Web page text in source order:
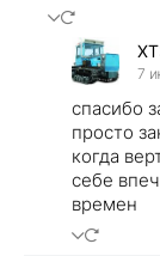
7
спасибо
просто
когда
себе
времен